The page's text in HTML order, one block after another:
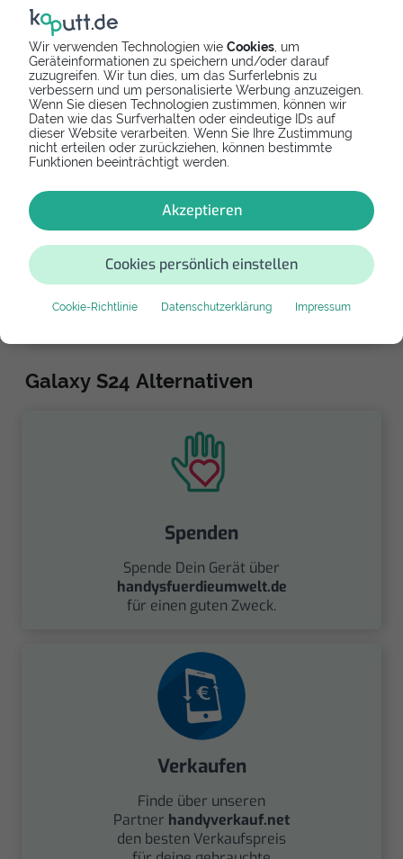
Wir verwenden Technologien wie Cookies , um
Geräteinformationen zu speichern und/oder darauf
zuzugreifen. Wir tun dies, um das Surferlebnis zu
verbessern und um personalisierte Werbung anzuzeigen.
Wenn Sie diesen Technologien zustimmen, können wir
Daten wie das Surfverhalten oder eindeutige IDs auf
dieser Website verarbeiten. Wenn Sie Ihre Zustimmung
nicht erteilen oder zurückziehen, können bestimmte
Funktionen beeinträchtigt werden.
Akzeptieren
Cookies persönlich einstellen
Cookie-Richtlinie Datenschutzerklärung Impressum
Versandreparaturen
Bei den folgenden Reparateuren kannst du dein
Gerät einsenden. Nach kurzer Zeit erhältst du dein
repariertes Smartphone als Paket zurück.
kaputt.de GmbH
Einfach reparieren - dein Reparaturspezialist
249,90 €
Galaxy S24 Alternativen
Spenden
Spende Dein Gerät über
handysfuerdieumwelt.de
für einen guten Zweck.
Verkaufen
Finde über unseren
Partner handyverkauf.net
den besten Verkaufspreis